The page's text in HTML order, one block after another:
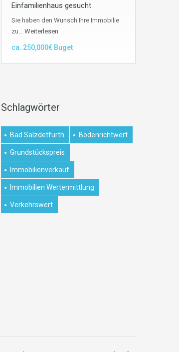
Einfamilienhaus gesucht
Sie haben den Wunsch Ihre Immobilie
zu… Weiterlesen
ca. 250,000€ Buget
Schlagwörter
Bad Salzdetfurth Bodenrichtwert
Grundstückspreis
Immobilienverkauf
Immobilien Wertermittlung
Verkehrswert